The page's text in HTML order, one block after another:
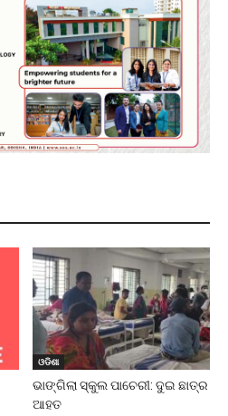
ଓଡିଶା
ଭାଙ୍ଗିଲା ସ୍କୁଲ ପାଚେରୀ: ଦୁଇ ଛାତ୍ର
ଆହତ